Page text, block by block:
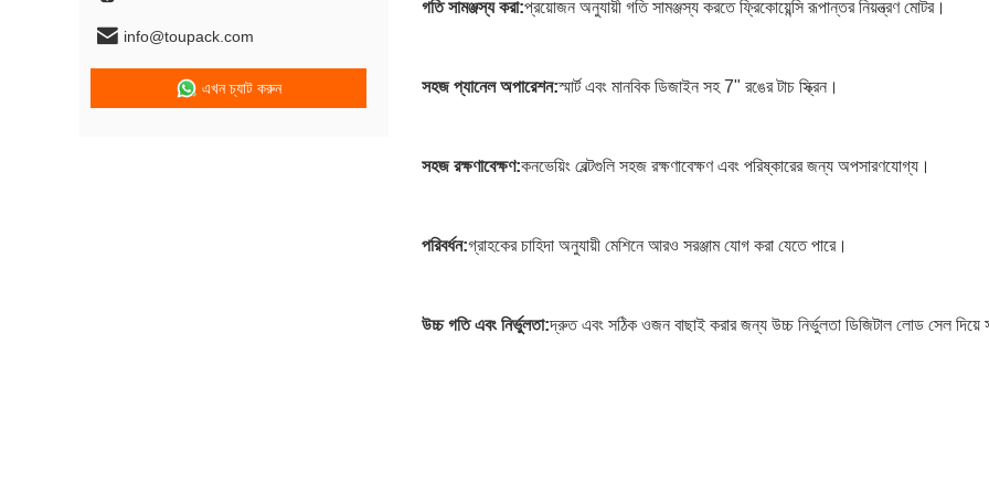
info@toupack.com
এখন চ্যাট করুন
গতি সামঞ্জস্য করা:প্রয়োজন অনুযায়ী গতি সামঞ্জস্য করতে ফ্রিকোয়েন্সি রূপান্তর নিয়ন্ত্রণ মোটর।
সহজ প্যানেল অপারেশন:স্মার্ট এবং মানবিক ডিজাইন সহ 7" রঙের টাচ স্ক্রিন।
সহজ রক্ষণাবেক্ষণ:কনভেয়িং বেল্টগুলি সহজ রক্ষণাবেক্ষণ এবং পরিষ্কারের জন্য অপসারণযোগ্য।
পরিবর্ধন:গ্রাহকের চাহিদা অনুযায়ী মেশিনে আরও সরঞ্জাম যোগ করা যেতে পারে।
উচ্চ গতি এবং নির্ভুলতা:দ্রুত এবং সঠিক ওজন বাছাই করার জন্য উচ্চ নির্ভুলতা ডিজিটাল লোড সেল দিয়ে